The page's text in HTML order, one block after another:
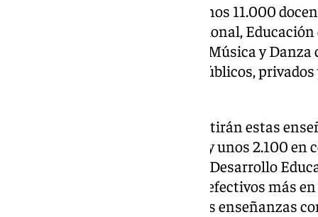
Más de 162.500 estudiantes y unos 11.000
Bachillerato, Formación Profesional,
elementales y profesionales de Música y
de septiembre en 465 centros públicos,
Del total del profesorado, impartirán estas
profesores en centros públicos y unos 2.100
curso, además, la Consejería de Desarrollo
con 690 efectivos más
de atender la expansión de estas enseñanzas